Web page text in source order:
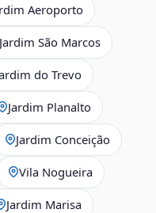
Aeroporto
Jardim São Marcos
do Trevo
Jardim Planalto
Jardim Conceição
Vila Nogueira
Jardim Marisa